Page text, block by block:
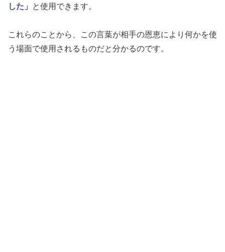
した」
と使用できます。
これらのことから、この言葉が相手の恩恵により何かを使
う場面で使用されるものだと分かるのです。